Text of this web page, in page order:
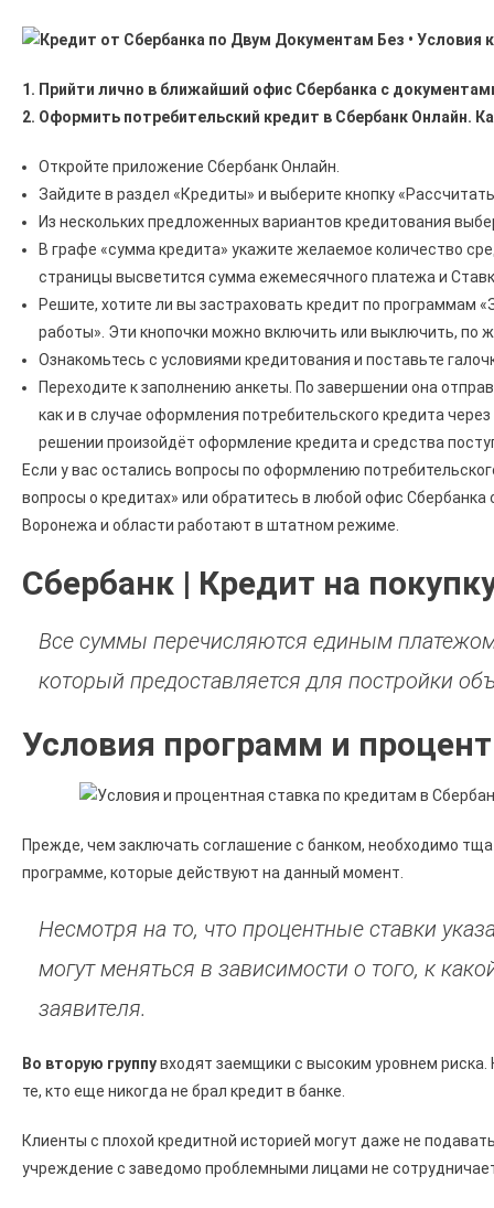
1. Прийти лично в ближайший офис Сбербанка с
2. Оформить потребительский кредит в Сбербанк Онлайн.
Откройте приложение Сбербанк Онлайн.
Зайдите в раздел «Кредиты» и выберите кнопку
Из нескольких предложенных вариантов кредитования
В графе «сумма кредита» укажите желаемое количество
страницы высветится сумма ежемесячного платежа и
Решите, хотите ли вы застраховать кредит по программам
работы». Эти кнопочки можно включить или выключить, по
Ознакомьтесь с условиями кредитования и поставьте
Переходите к заполнению анкеты. По завершении она
как и в случае оформления потребительского кредита
решении произойдёт оформление кредита и средства
Если у вас остались вопросы по оформлению
вопросы о кредитах» или обратитесь в любой офис
Воронежа и области работают в штатном режиме.
Сбербанк | Кредит на
Все суммы перечисляются единым
который предоставляется для постройки
Условия программ и
Прежде, чем заключать соглашение с банком, необходимо
программе, которые действуют на данный момент.
Несмотря на то, что процентные ставки
могут меняться в зависимости о того, к
заявителя.
Во вторую группувходят заемщики с высоким уровнем риска.
те, кто еще никогда не брал кредит в банке.
Клиенты с плохой кредитной историей могут даже не
учреждение с заведомо проблемными лицами не